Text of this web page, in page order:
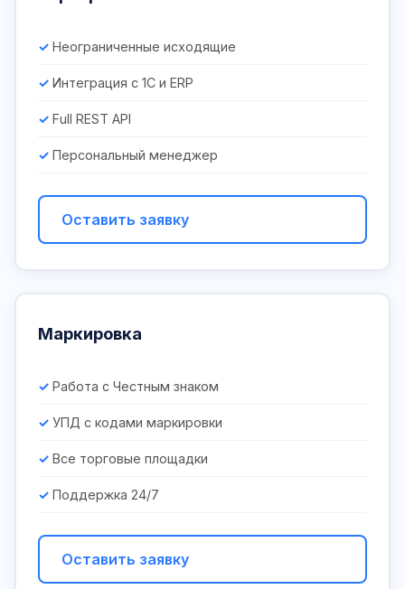
Неограниченные исходящие
Интеграция с 1С и ERP
Full REST API
Персональный менеджер
Оставить заявку
Маркировка
Работа с Честным знаком
УПД с кодами маркировки
Все торговые площадки
Поддержка 24/7
Оставить заявку